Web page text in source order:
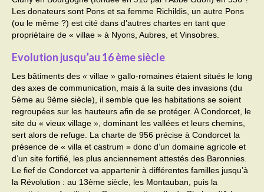
Démarches administratives
CONSEILLER NUMERIQUE
Infos utiles
Salle polyvalente
Service des eaux
L’école
Environnement
Transport
Les donateurs sont Pons et sa femme Richildis, un autre Pons
(ou le même ?) est cité dans d’autres chartes en tant que
propriétaire de « villae » à Nyons, Aubres, et Vinsobres.
Evolution jusqu’au 16 ème siècle
Les bâtiments des « villae » gallo-romaines étaient situés le long
des axes de communication, mais à la suite des invasions (du
5ème au 9ème siècle), il semble que les habitations se soient
regroupées sur les hauteurs afin de se protéger. A Condorcet, le
site du « vieux village », dominant les vallées et leurs chemins,
sert alors de refuge. La charte de 956 précise à Condorcet la
présence de « villa et castrum » donc d’un domaine agricole et
d’un site fortifié, les plus anciennement attestés des Baronnies.
Le fief de Condorcet va appartenir à différentes familles jusqu’à
la Révolution : au 13ème siècle, les Montauban, puis la